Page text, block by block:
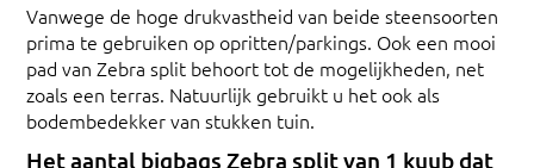
Vanwege de hoge drukvastheid van beide steensoorten
prima te gebruiken op opritten/parkings. Ook een mooi
pad van Zebra split behoort tot de mogelijkheden, net
zoals een terras. Natuurlijk gebruikt u het ook als
bodembedekker van stukken tuin.
Het aantal bigbags Zebra split van 1 kuub dat